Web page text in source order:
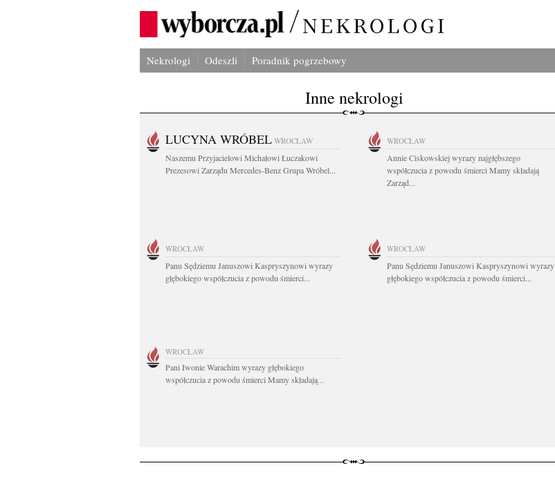
Nekrologi Odeszli Poradnik pogrzebowy
Inne nekrologi
LUCYNA WRÓBEL WROCŁAW
Naszemu Przyjacielowi Michałowi Łuczakowi
Prezesowi Zarządu Mercedes-Benz Grupa Wróbel...
WROCŁAW
Annie Ciskowskiej wyrazy najgłębszego
współczucia z powodu śmierci Mamy składają
Zarząd...
WROCŁAW
Panu Sędziemu Januszowi Kaspryszynowi wyrazy
głębokiego współczucia z powodu śmierci...
WROCŁAW
Panu Sędziemu Januszowi Kaspryszynowi wyrazy
głębokiego współczucia z powodu śmierci...
WROCŁAW
Pani Iwonie Warachim wyrazy głębokiego
współczucia z powodu śmierci Mamy składają...